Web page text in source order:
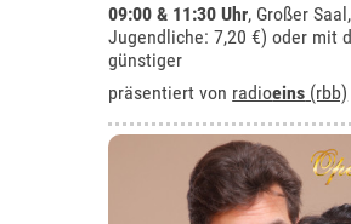
09:00 & 11:30 Uhr, Großer Saal
Jugendliche: 7,20 €) oder mit
günstiger
präsentiert von radioeins (rbb)